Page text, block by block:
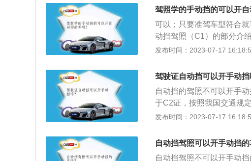
人伤亡的交通事故，还要
装置来取代手动档汽车的
时，液体传递的扭矩有限
制动踏板，随着加油和发
驾照学的手动挡的可以开自
可以；只要准驾车型符合
动挡驾照（C1）的部分介
车，但是C2只能开自动挡
的准驾车型；C1驾驶证的
发布时间：2023-07-17
驾驶证自动挡可以开手动挡
自动挡的驾照不可以开手
于C2证，按照我国交通规
载客汽车以及轻型、微型
要负法律责任。3.自动挡
离合器，因此没有离合器
发布时间：2023-07-17
自动挡驾照可以开手动挡的
自动挡驾照不可以开手动